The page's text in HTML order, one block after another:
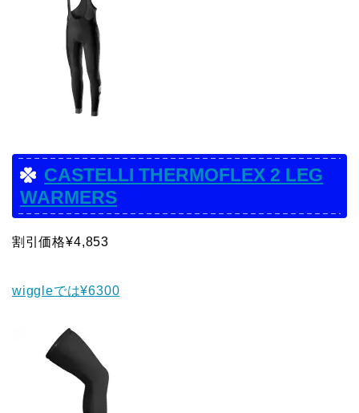
CASTELLI THERMOFLEX 2 LEG
WARMERS
割引価格¥4,853
wiggleでは¥6300